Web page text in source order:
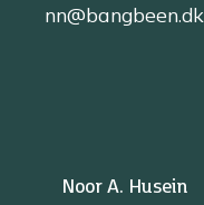
nn@bangbeen.dk
Noor A. Husein